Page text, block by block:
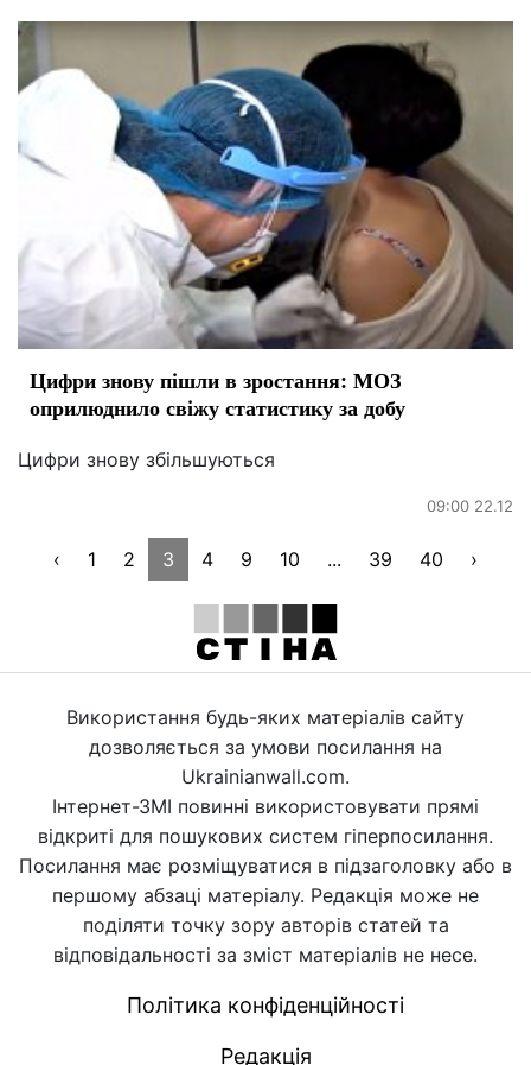
Цифри знову пішли в зростання: МОЗ
оприлюднило свіжу статистику за добу
Цифри знову збільшуються
09:00 22.12
‹ 1 2 3 4 9 10 ... 39 40 ›
Використання будь-яких матеріалів сайту
дозволяється за умови посилання на
Ukrainianwall.com.
Інтернет-ЗМІ повинні використовувати прямі
відкриті для пошукових систем гіперпосилання.
Посилання має розміщуватися в підзаголовку або в
першому абзаці матеріалу. Редакція може не
поділяти точку зору авторів статей та
відповідальності за зміст матеріалів не несе.
Політика конфіденційності
Редакція